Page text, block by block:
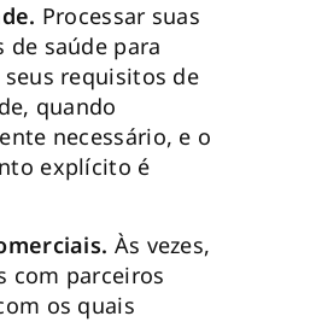
Processar suas
de saúde para
requisitos de
quando
necessário, e o
explícito é
Às vezes,
com parceiros
os quais